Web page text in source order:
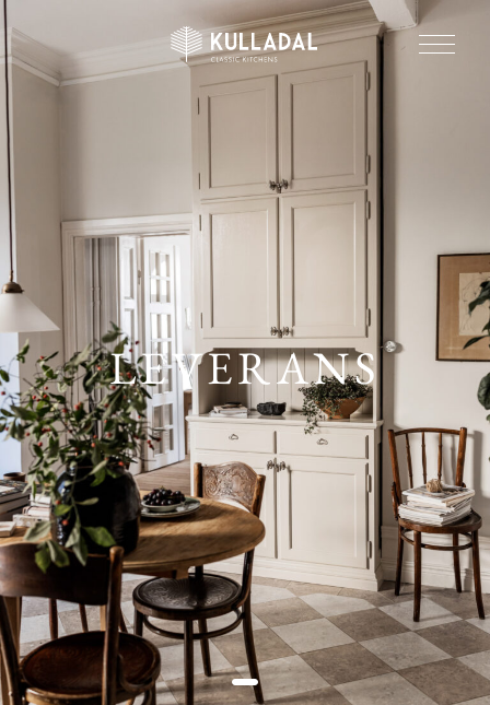
LEVERANS